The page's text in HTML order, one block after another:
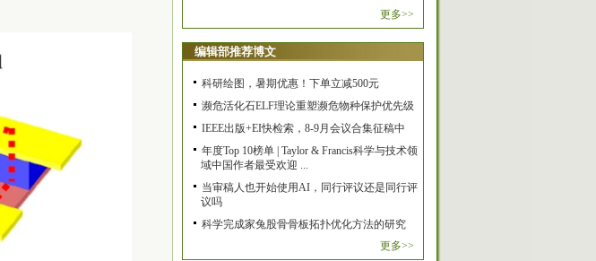
更多>>
编辑部推荐博文
科研绘图，暑期优惠！下单立减500元
濒危活化石ELF理论重塑濒危物种保护优先级
IEEE出版+EI快检索，8-9月会议合集征稿中
年度Top 10榜单 | Taylor & Francis科学与技术领
域中国作者最受欢迎 ...
当审稿人也开始使用AI，同行评议还是同行评
议吗
科学完成家兔股骨骨板拓扑优化方法的研究
更多>>